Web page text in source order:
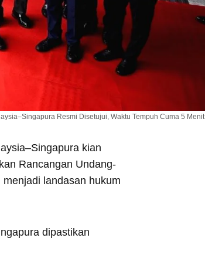
Resmi Disetujui, Waktu Tempuh Cuma 5 Menit.
kian
Rancangan Undang-
landasan hukum
dipastikan